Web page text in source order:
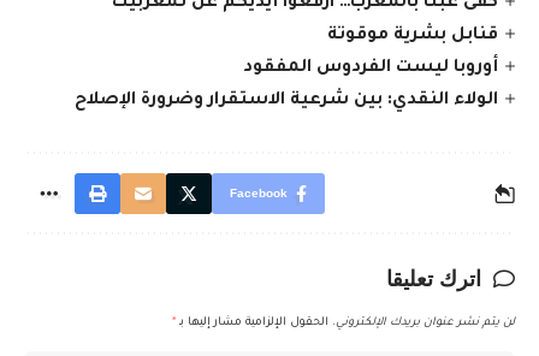
قنابل بشرية موقوتة
أوروبا ليست الفردوس المفقود
الولاء النقدي: بين شرعية الاستقرار وضرورة الإصلاح
Facebook
اترك تعليقا
لن يتم نشر عنوان بريدك الإلكتروني. الحقول الإلزامية مشار إليها بـ *